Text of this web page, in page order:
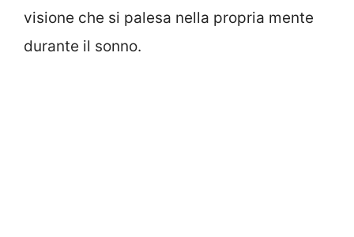
visione che si palesa nella propria mente
durante il sonno.